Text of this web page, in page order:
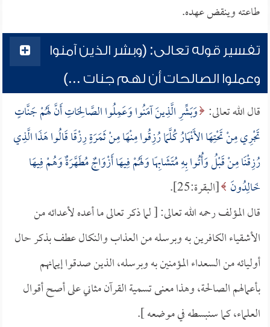
طاعته وينقض عهده.
تفسير قوله تعالى: (وبشر الذين آمنوا
وعملوا الصالحات أن لهم جنات ...)
قال الله تعالى: وَبَشِّرِ الَّذِينَ آمَنُوا وَعَمِلُوا الصَّالِحَاتِ أَنَّ لَهُمْ جَنَّاتٍ
تَجْرِي مِنْ تَحْتِهَا الأَنْهَارُ كُلَّمَا رُزِقُوا مِنْهَا مِنْ ثَمَرَةٍ رِزْقًا قَالُوا هَذَا الَّذِي
رُزِقْنَا مِنْ قَبْلُ وَأُتُوا بِهِ مُتَشَابِهًا وَلَهُمْ فِيهَا أَزْوَاجٌ مُطَهَّرَةٌ وَهُمْ فِيهَا
خَالِدُونَ [البقرة:25].
قال المؤلف رحمه الله تعالى: [ لما ذكر تعالى ما أعده لأعدائه من
الأشقياء الكافرين به وبرسله من العذاب والنكال عطف بذكر حال
أوليائه من السعداء المؤمنين به وبرسله، الذين صدقوا إيمانهم
بأعمالهم الصالحة، وهذا معنى تسمية القرآن مثاني على أصح أقوال
العلماء، كما سنبسطه في موضعه ].